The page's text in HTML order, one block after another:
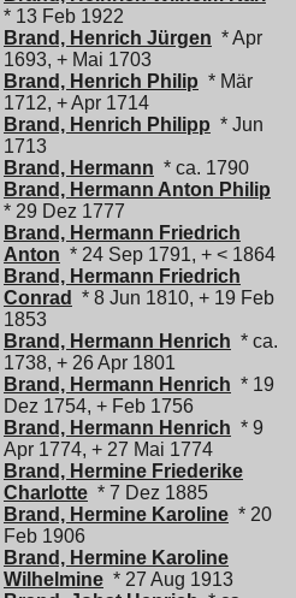
* 13 Feb 1922
Brand, Henrich Jürgen * Apr
1693, + Mai 1703
Brand, Henrich Philip * Mär
1712, + Apr 1714
Brand, Henrich Philipp * Jun
1713
Brand, Hermann * ca. 1790
Brand, Hermann Anton Philip
* 29 Dez 1777
Brand, Hermann Friedrich
Anton * 24 Sep 1791, + < 1864
Brand, Hermann Friedrich
Conrad
* 8 Jun 1810, + 19 Feb
1853
Brand, Hermann Henrich * ca.
1738, + 26 Apr 1801
Brand, Hermann Henrich * 19
Dez 1754, + Feb 1756
Brand, Hermann Henrich * 9
Apr 1774, + 27 Mai 1774
Brand, Hermine Friederike
Charlotte * 7 Dez 1885
Brand, Hermine Karoline * 20
Feb 1906
Brand, Hermine Karoline
Wilhelmine * 27 Aug 1913